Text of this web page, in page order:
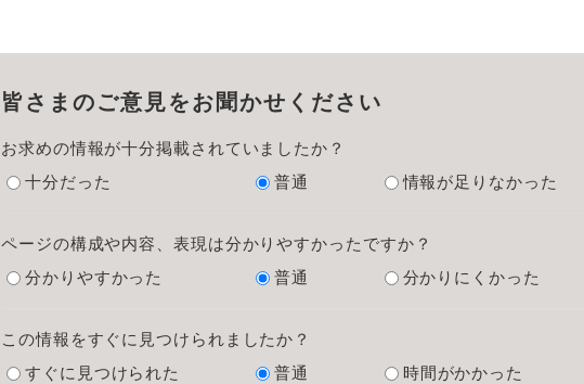
皆さまのご意見をお聞かせください
お求めの情報が十分掲載されていましたか？
十分だった
普通 情報が足りなかった
ページの構成や内容、表現は分かりやすかったですか？
分かりやすかった
普通 分かりにくかった
この情報をすぐに見つけられましたか？
すぐに見つけられた
普通 時間がかかった